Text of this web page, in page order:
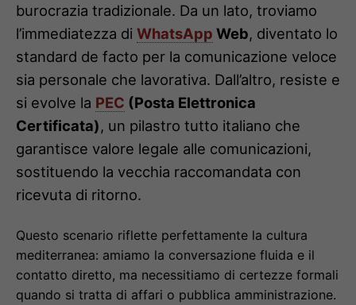
burocrazia tradizionale. Da un lato, troviamo
l’immediatezza di WhatsApp Web, diventato lo
standard de facto per la comunicazione veloce
sia personale che lavorativa. Dall’altro, resiste e
si evolve la PEC (Posta Elettronica
Certificata), un pilastro tutto italiano che
garantisce valore legale alle comunicazioni,
sostituendo la vecchia raccomandata con
ricevuta di ritorno.
Questo scenario riflette perfettamente la cultura
mediterranea: amiamo la conversazione fluida e il
contatto diretto, ma necessitiamo di certezze formali
quando si tratta di affari o pubblica amministrazione.